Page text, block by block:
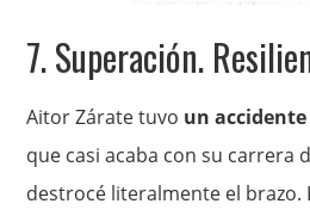
7. Superación.
Aitor Zárate tuvo un accidente
que casi acaba con su carrera
destrocé literalmente el brazo.